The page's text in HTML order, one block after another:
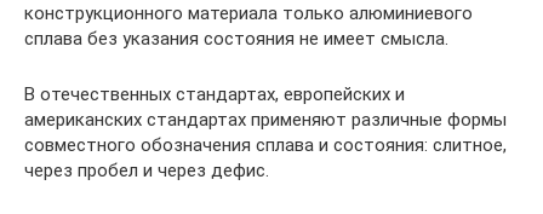
конструкционного материала только алюминиевого
сплава без указания состояния не имеет смысла.
В отечественных стандартах, европейских и
американских стандартах применяют различные формы
совместного обозначения сплава и состояния: слитное,
через пробел и через дефис.